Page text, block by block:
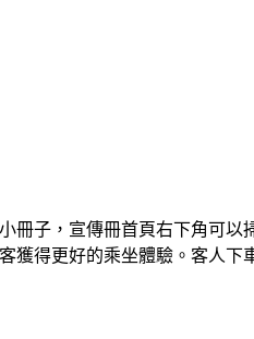
冊子，宣傳冊首頁右下角可以
得更好的乘坐體驗。客人下